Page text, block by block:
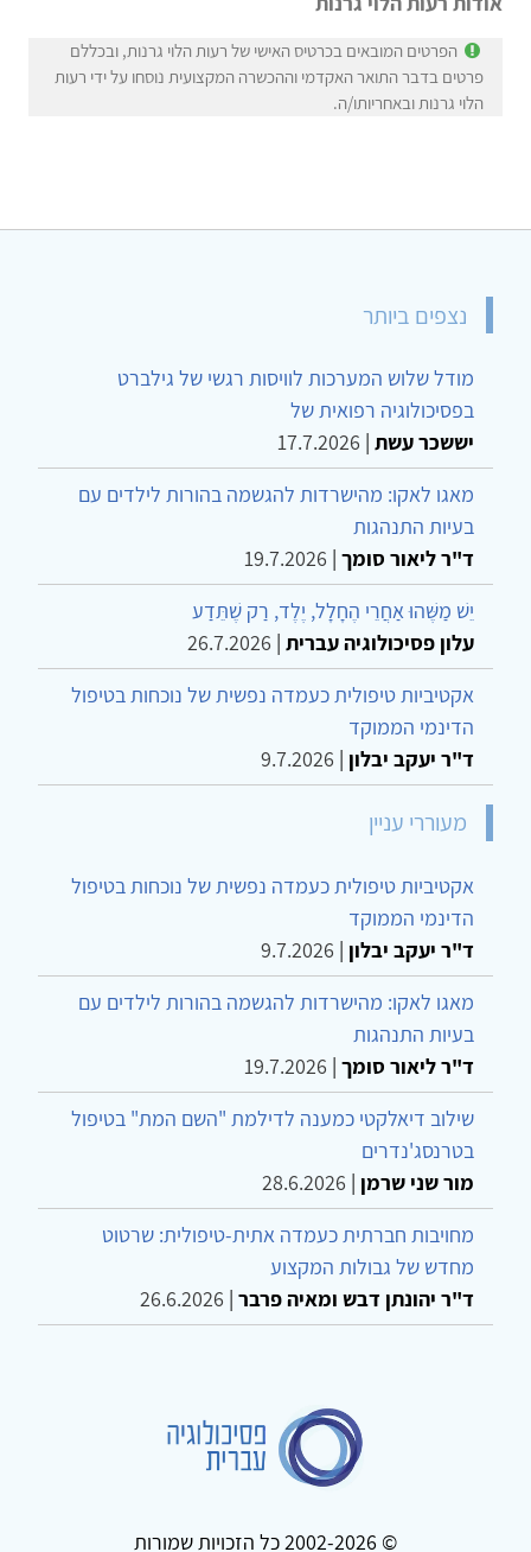
הפרטים המובאים בכרטיס האישי של רעות הלוי גרנות, ובכללם
פרטים בדבר התואר האקדמי וההכשרה המקצועית נוסחו על ידי רעות
הלוי גרנות ובאחריותו/ה.
נצפים ביותר
מודל שלוש המערכות לוויסות רגשי של גילברט
בפסיכולוגיה רפואית של
יששכר עשת |
17.7.2026
מאגו לאקו: מהישרדות להגשמה בהורות לילדים עם
בעיות התנהגות
ד"ר ליאור סומך |
19.7.2026
יֵשׁ מַשֶּׁהוּ אַחֲרֵי הֶחָלָל, יֶלֶד, רַק שֶׁתֵּדַע
עלון פסיכולוגיה עברית |
26.7.2026
אקטיביות טיפולית כעמדה נפשית של נוכחות בטיפול
הדינמי הממוקד
ד"ר יעקב יבלון |
9.7.2026
מעוררי עניין
אקטיביות טיפולית כעמדה נפשית של נוכחות בטיפול
הדינמי הממוקד
ד"ר יעקב יבלון |
9.7.2026
מאגו לאקו: מהישרדות להגשמה בהורות לילדים עם
בעיות התנהגות
ד"ר ליאור סומך |
19.7.2026
שילוב דיאלקטי כמענה לדילמת "השם המת" בטיפול
בטרנסג'נדרים
מור שני שרמן |
28.6.2026
מחויבות חברתית כעמדה אתית-טיפולית: שרטוט
מחדש של גבולות המקצוע
ד"ר יהונתן דבש ומאיה פרבר |
26.6.2026
© 2002-2026 כל הזכויות שמורות